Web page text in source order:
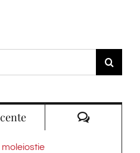
moleiostie